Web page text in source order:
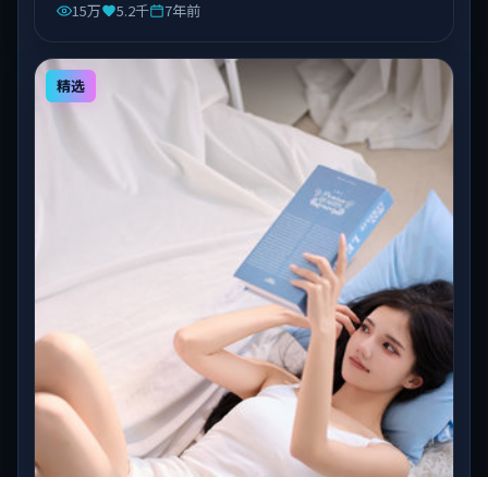
15万 5.2千 7年前
精选